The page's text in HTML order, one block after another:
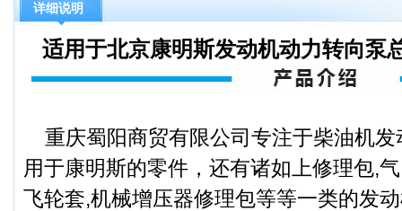
详细说明
适用于北京康明斯发动机动力转向泵
重庆蜀阳商贸有限公司专注于柴油机发
用于康明斯的零件，还有诸如上修理包,
飞轮套,机械增压器修理包等等一类的发